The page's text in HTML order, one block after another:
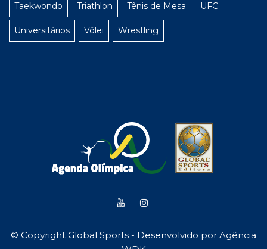
Taekwondo Triathlon Tênis de Mesa UFC
Universitários Vôlei Wrestling
© Copyright Global Sports - Desenvolvido por Agência